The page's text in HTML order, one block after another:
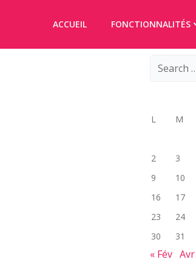
ACCUEIL FONCTIONNALITÉS
Search
L
M
2
3
9
10
16
17
23
24
30
31
« Fév Avr